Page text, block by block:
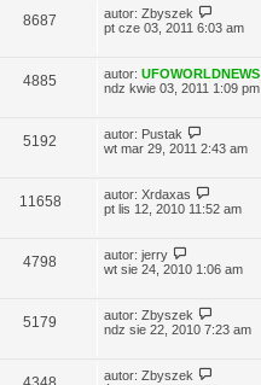
8687 autor: Zbyszek
pt cze 03, 2011 6:03 am
4885 autor: UFOWORLDNEWS
ndz kwie 03, 2011 1:09 pm
5192 autor: Pustak
wt mar 29, 2011 2:43 am
11658 autor: Xrdaxas
pt lis 12, 2010 11:52 am
4798 autor: jerry
wt sie 24, 2010 1:06 am
5179 autor: Zbyszek
ndz sie 22, 2010 7:23 am
autor: Zbyszek